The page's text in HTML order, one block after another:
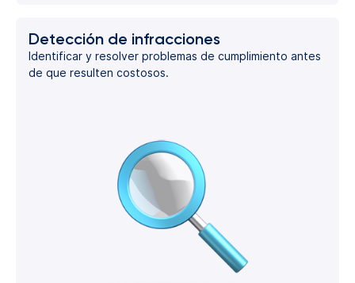
Detección de infracciones
Identificar y resolver problemas de cumplimiento antes
de que resulten costosos.